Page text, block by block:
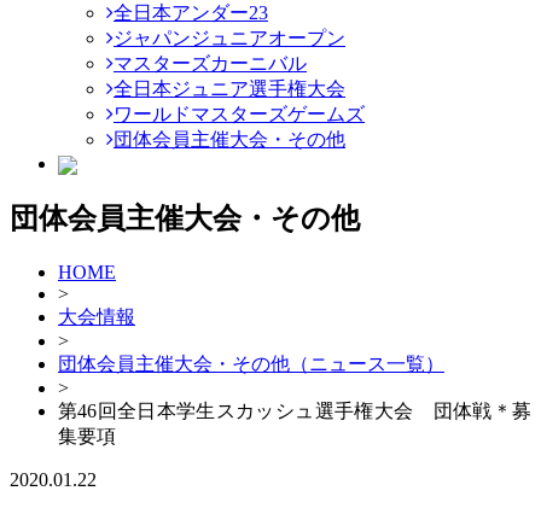
全日本アンダー23
ジャパンジュニアオープン
マスターズカーニバル
全日本ジュニア選手権大会
ワールドマスターズゲームズ
団体会員主催大会・その他
団体会員主催大会・その他
HOME
>
大会情報
>
団体会員主催大会・その他（ニュース一覧）
>
第46回全日本学生スカッシュ選手権大会 団体戦＊募
集要項
2020.01.22